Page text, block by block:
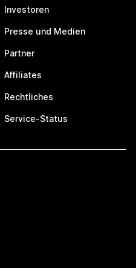
Investoren
Presse und Medien
Partner
Affiliates
Rechtliches
Service-Status